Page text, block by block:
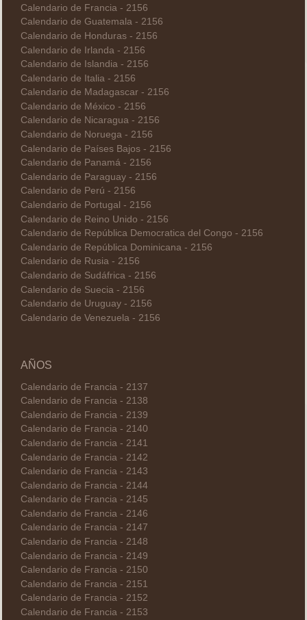
Calendario de Francia - 2156
Calendario de Guatemala - 2156
Calendario de Honduras - 2156
Calendario de Irlanda - 2156
Calendario de Islandia - 2156
Calendario de Italia - 2156
Calendario de Madagascar - 2156
Calendario de México - 2156
Calendario de Nicaragua - 2156
Calendario de Noruega - 2156
Calendario de Países Bajos - 2156
Calendario de Panamá - 2156
Calendario de Paraguay - 2156
Calendario de Perú - 2156
Calendario de Portugal - 2156
Calendario de Reino Unido - 2156
Calendario de República Democratica del Congo - 2156
Calendario de República Dominicana - 2156
Calendario de Rusia - 2156
Calendario de Sudáfrica - 2156
Calendario de Suecia - 2156
Calendario de Uruguay - 2156
Calendario de Venezuela - 2156
AÑOS
Calendario de Francia - 2137
Calendario de Francia - 2138
Calendario de Francia - 2139
Calendario de Francia - 2140
Calendario de Francia - 2141
Calendario de Francia - 2142
Calendario de Francia - 2143
Calendario de Francia - 2144
Calendario de Francia - 2145
Calendario de Francia - 2146
Calendario de Francia - 2147
Calendario de Francia - 2148
Calendario de Francia - 2149
Calendario de Francia - 2150
Calendario de Francia - 2151
Calendario de Francia - 2152
Calendario de Francia - 2153